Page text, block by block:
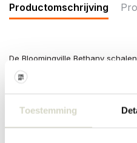
Toestemming
Productomschrijving
De Bloomingville Bethany
4 stuks. Elke kom is versierd
motief rondom de buitenkant.
Afmeting: diameter 11,5 x hoogte